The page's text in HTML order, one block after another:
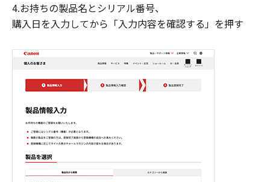
4.お持ちの製品名とシリアル番号、
購入日を入力してから「入力内容を確認する」を押す